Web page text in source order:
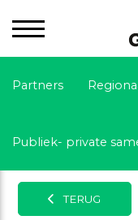
Partners
Publiek- private
TERUG